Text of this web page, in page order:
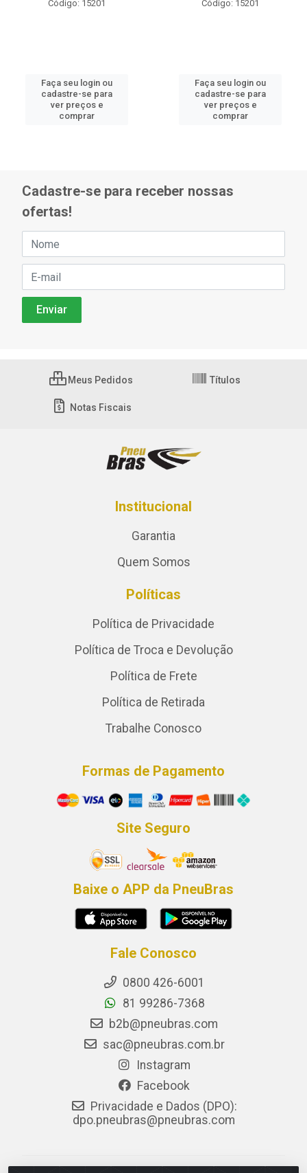
Código: 15201
Faça seu login ou
cadastre-se para
ver preços e
comprar
Código: 15201
Faça seu login ou
cadastre-se para
ver preços e
comprar
Cadastre-se para receber nossas
ofertas!
Meus Pedidos Títulos
Notas Fiscais
Institucional
Garantia
Quem Somos
Políticas
Política de Privacidade
Política de Troca e Devolução
Política de Frete
Política de Retirada
Trabalhe Conosco
Formas de Pagamento
Site Seguro
Baixe o APP da PneuBras
Fale Conosco
0800 426-6001
81 99286-7368
b2b@pneubras.com
sac@pneubras.com.br
Instagram
Facebook
Privacidade e Dados (DPO):
dpo.pneubras@pneubras.com